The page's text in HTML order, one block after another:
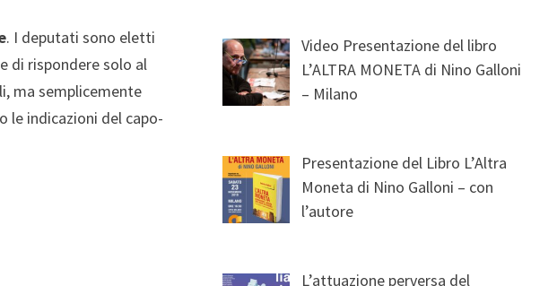
. I deputati sono eletti
di rispondere solo al
ma semplicemente
le indicazioni del capo-
Video Presentazione del libro
L’ALTRA MONETA di Nino Galloni
– Milano
Presentazione del Libro L’Altra
Moneta di Nino Galloni – con
l’autore
L’attuazione perversa del